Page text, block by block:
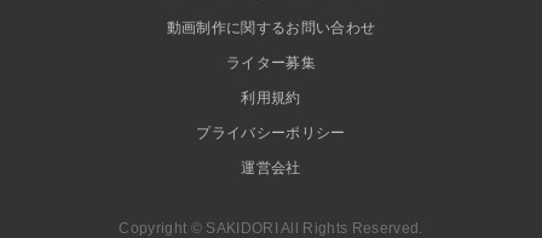
動画制作に関するお問い合わせ
ライター募集
利用規約
プライバシーポリシー
運営会社
Copyright © SAKIDORI All Rights Reserved.